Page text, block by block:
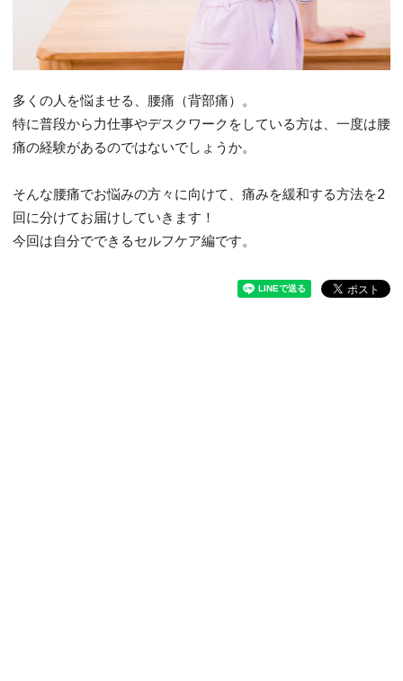
多くの人を悩ませる、腰痛（背部痛）。
特に普段から力仕事やデスクワークをしている方は、一度は腰
痛の経験があるのではないでしょうか。
そんな腰痛でお悩みの方々に向けて、痛みを緩和する方法を2
回に分けてお届けしていきます！
今回は自分でできるセルフケア編です。